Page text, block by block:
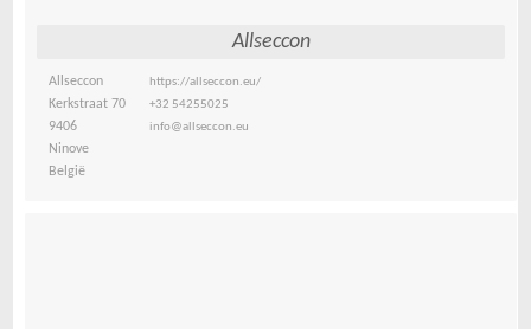
Allseccon
Allseccon
Kerkstraat 70
9406
Ninove
België
https://allseccon.eu/
+32 54255025
info@allseccon.eu